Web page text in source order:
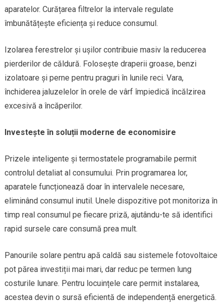
aparatelor. Curățarea filtrelor la intervale regulate
îmbunătățește eficiența și reduce consumul.
Izolarea ferestrelor și ușilor contribuie masiv la reducerea
pierderilor de căldură. Folosește draperii groase, benzi
izolatoare și perne pentru praguri în lunile reci. Vara,
închiderea jaluzelelor în orele de vârf împiedică încălzirea
excesivă a încăperilor.
Investește în soluții moderne de economisire
Prizele inteligente și termostatele programabile permit
controlul detaliat al consumului. Prin programarea lor,
aparatele funcționează doar în intervalele necesare,
eliminând consumul inutil. Unele dispozitive pot monitoriza în
timp real consumul pe fiecare priză, ajutându-te să identifici
rapid sursele care consumă prea mult.
Panourile solare pentru apă caldă sau sistemele fotovoltaice
pot părea investiții mai mari, dar reduc pe termen lung
costurile lunare. Pentru locuințele care permit instalarea,
acestea devin o sursă eficientă de independență energetică.